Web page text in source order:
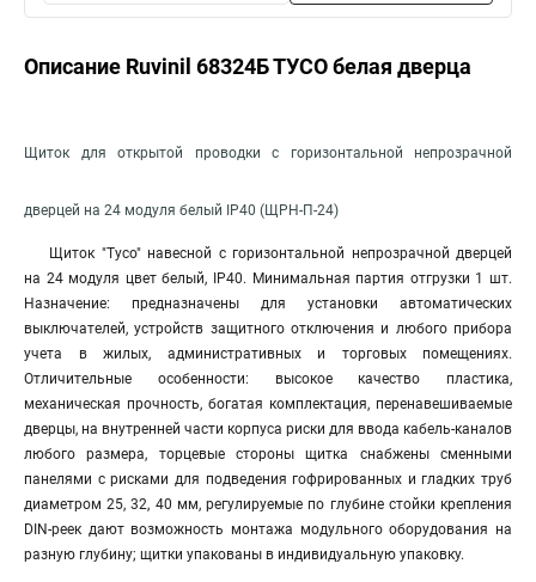
Описание Ruvinil 68324Б ТУСО белая дверца
Щиток для открытой проводки с горизонтальной непрозрачной
дверцей на 24 модуля белый IP40 (ЩРН-П-24)
Щиток "Тусо" навесной с горизонтальной непрозрачной дверцей
на 24 модуля цвет белый, IP40. Минимальная партия отгрузки 1 шт.
Назначение: предназначены для установки автоматических
выключателей, устройств защитного отключения и любого прибора
учета в жилых, административных и торговых помещениях.
Отличительные особенности: высокое качество пластика,
механическая прочность, богатая комплектация, перенавешиваемые
дверцы, на внутренней части корпуса риски для ввода кабель-каналов
любого размера, торцевые стороны щитка снабжены сменными
панелями с рисками для подведения гофрированных и гладких труб
диаметром 25, 32, 40 мм, регулируемые по глубине стойки крепления
DIN-реек дают возможность монтажа модульного оборудования на
разную глубину; щитки упакованы в индивидуальную упаковку.